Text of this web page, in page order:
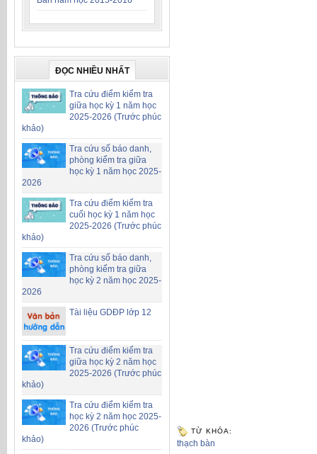
ĐỌC NHIỀU NHẤT
Tra cứu điểm kiểm tra
giữa học kỳ 1 năm học
2025-2026 (Trước phúc
khảo)
Tra cứu số báo danh,
phòng kiểm tra giữa
học kỳ 1 năm học 2025-
2026
Tra cứu điểm kiểm tra
cuối học kỳ 1 năm học
2025-2026 (Trước phúc
khảo)
Tra cứu số báo danh,
phòng kiểm tra giữa
học kỳ 2 năm học 2025-
2026
Tài liệu GDĐP lớp 12
Tra cứu điểm kiểm tra
giữa học kỳ 2 năm học
2025-2026 (Trước phúc
khảo)
Tra cứu điểm kiểm tra
học kỳ 2 năm học 2025-
2026 (Trước phúc
khảo)
TỪ KHÓA:
thạch bàn